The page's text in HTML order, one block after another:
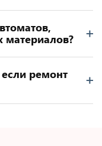
материалов?
ремонт